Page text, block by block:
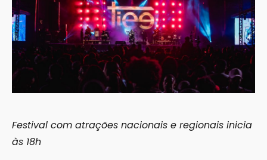
Festival com atrações nacionais e regionais inicia
às 18h